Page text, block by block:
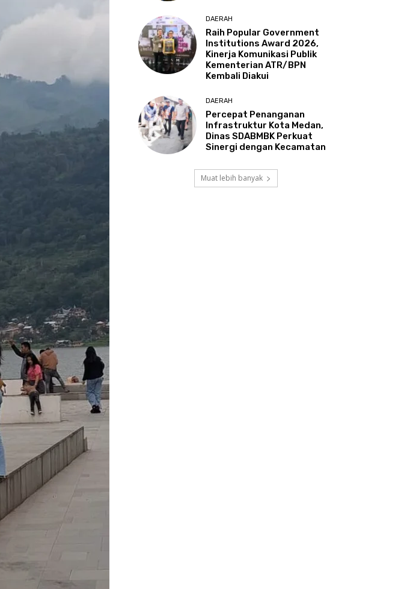
DAERAH
Raih Popular Government
Institutions Award 2026,
Kinerja Komunikasi Publik
Kementerian ATR/BPN
Kembali Diakui
DAERAH
Percepat Penanganan
Infrastruktur Kota Medan,
Dinas SDABMBK Perkuat
Sinergi dengan Kecamatan
Muat lebih banyak